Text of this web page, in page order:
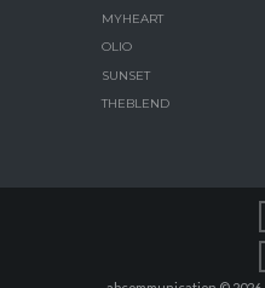
MYHEART
OLIO
SUNSET
THEBLEND